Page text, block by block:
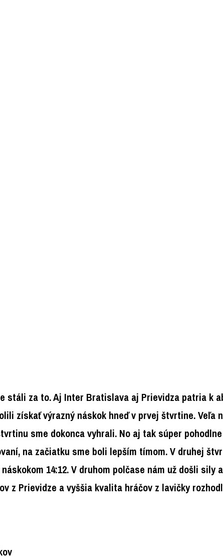
stáli za to. Aj Inter Bratislava aj Prievidza patria k
získať výrazný náskok hneď v prvej štvrtine. Veľa
sme dokonca vyhrali. No aj tak súper
na začiatku sme boli lepším tímom. V druhej
14:12. V druhom polčase nám už došli sily
z Prievidze a vyššia kvalita hráčov z lavičky